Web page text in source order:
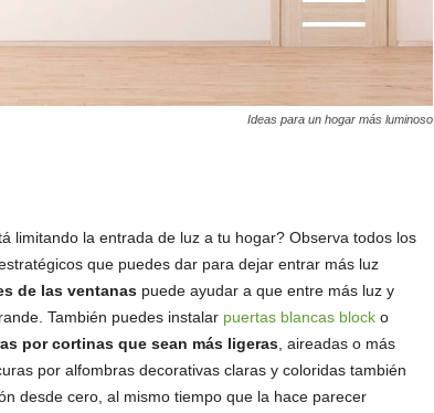
Ideas para un hogar más luminoso
limitando la entrada de luz a tu hogar? Observa todos los
que puedes dar para dejar entrar más luz
de las ventanas puede ayudar a que entre más luz y
También puedes instalar puertas blancas blocko
por cortinas que sean más ligeras, aireadas o más
por alfombras decorativas claras y coloridas también
desde cero, al mismo tiempo que la hace parecer